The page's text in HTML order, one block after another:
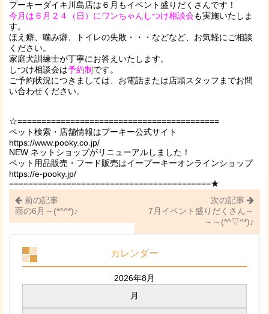
プーキーダイキ川島店は６月もイベント盛りだくさんです！
今月は６月２４（日）にワンちゃんしつけ相談会も実施いたしま
す。
ほえ癖、噛み癖、トイレの失敗・・・などなど、お気軽にご相談
ください。
家庭犬訓練士が丁寧にお答えいたします。
しつけ相談会は予約制 です。
ご予約状況につきましては、お電話または店頭スタッフまでお問
い合わせください。
☆==========================================
ペット検索・店舗情報はプーキー公式サイト
https://www.pooky.co.jp/
NEW ネットショップがリニューアルしました！
ペット用品販売・フード販売はイープーキーオンラインショップ
https://e-pooky.jp/
==========================================★
前の記事
雨の6月～(*^^*)♪
次の記事
7月イベント盛りだくさん～
～～(*^▽^*)♪
カレンダー
2026年8月
月